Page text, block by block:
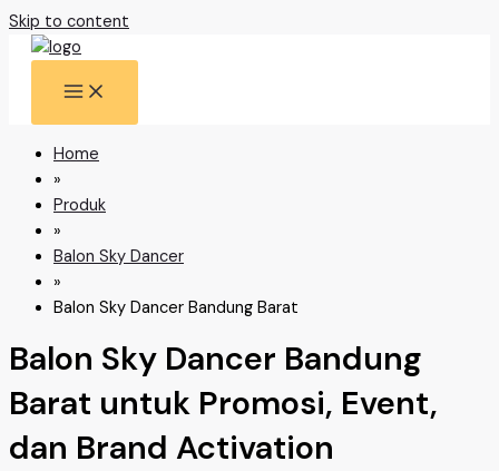
Skip to content
Home
»
Produk
»
Balon Sky Dancer
»
Balon Sky Dancer Bandung Barat
Balon Sky Dancer Bandung
Barat untuk Promosi, Event,
dan Brand Activation